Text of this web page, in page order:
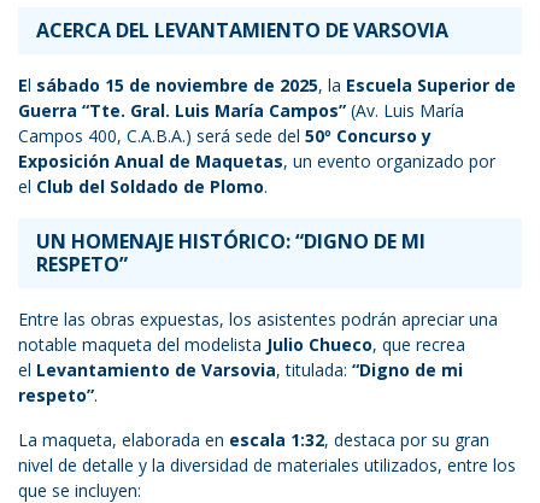
ACERCA DEL LEVANTAMIENTO DE VARSOVIA
El sábado 15 de noviembre de 2025, la Escuela Superior de
Guerra “Tte. Gral. Luis María Campos” (Av. Luis María
Campos 400, C.A.B.A.) será sede del 50º Concurso y
Exposición Anual de Maquetas, un evento organizado por
el Club del Soldado de Plomo.
UN HOMENAJE HISTÓRICO: “DIGNO DE MI
RESPETO”
Entre las obras expuestas, los asistentes podrán apreciar una
notable maqueta del modelista Julio Chueco, que recrea
el Levantamiento de Varsovia, titulada: “Digno de mi
respeto”.
La maqueta, elaborada en escala 1:32, destaca por su gran
nivel de detalle y la diversidad de materiales utilizados, entre los
que se incluyen: